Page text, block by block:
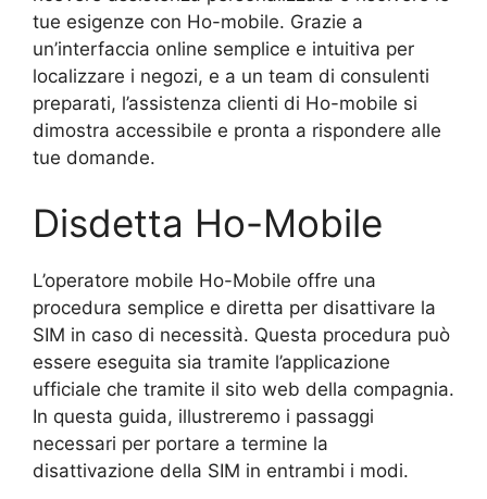
tue esigenze con Ho-mobile. Grazie a
un’interfaccia online semplice e intuitiva per
localizzare i negozi, e a un team di consulenti
preparati, l’assistenza clienti di Ho-mobile si
dimostra accessibile e pronta a rispondere alle
tue domande.
Disdetta Ho-Mobile
L’operatore mobile Ho-Mobile offre una
procedura semplice e diretta per disattivare la
SIM in caso di necessità. Questa procedura può
essere eseguita sia tramite l’applicazione
ufficiale che tramite il sito web della compagnia.
In questa guida, illustreremo i passaggi
necessari per portare a termine la
disattivazione della SIM in entrambi i modi.